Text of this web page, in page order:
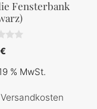
Fensterbank
€
% MwSt.
Versandkosten